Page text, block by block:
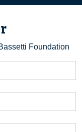
Foundation